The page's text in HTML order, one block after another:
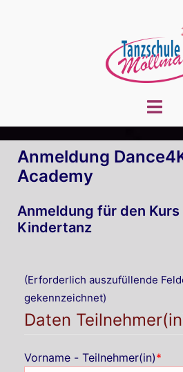
Menü
Anmeldung
Academy
Anmeldung für den Kurs
Kindertanz
(Erforderlich auszufüllende
gekennzeichnet)
Daten
Vorname - Teilnehmer(in)*